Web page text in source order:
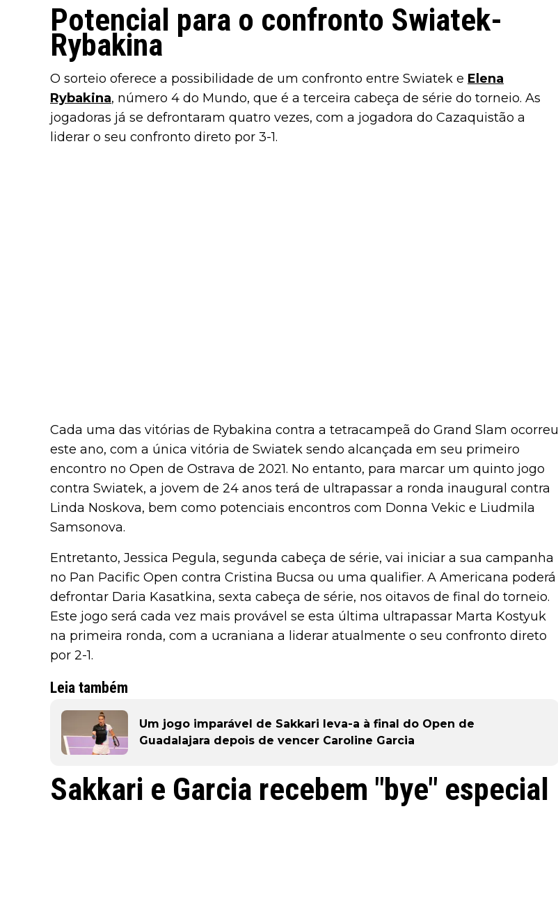
Potencial para o confronto Swiatek-
Rybakina
O sorteio oferece a possibilidade de um confronto entre Swiatek e Elena
Rybakina, número 4 do Mundo, que é a terceira cabeça de série do torneio. As
jogadoras já se defrontaram quatro vezes, com a jogadora do Cazaquistão a
liderar o seu confronto direto por 3-1.
Cada uma das vitórias de Rybakina contra a tetracampeã do Grand Slam ocorreu
este ano, com a única vitória de Swiatek sendo alcançada em seu primeiro
encontro no Open de Ostrava de 2021. No entanto, para marcar um quinto jogo
contra Swiatek, a jovem de 24 anos terá de ultrapassar a ronda inaugural contra
Linda Noskova, bem como potenciais encontros com Donna Vekic e Liudmila
Samsonova.
Entretanto, Jessica Pegula, segunda cabeça de série, vai iniciar a sua campanha
no Pan Pacific Open contra Cristina Bucsa ou uma qualifier. A Americana poderá
defrontar Daria Kasatkina, sexta cabeça de série, nos oitavos de final do torneio.
Este jogo será cada vez mais provável se esta última ultrapassar Marta Kostyuk
na primeira ronda, com a ucraniana a liderar atualmente o seu confronto direto
por 2-1.
Leia também
Um jogo imparável de Sakkari leva-a à final do Open de
Guadalajara depois de vencer Caroline Garcia
Sakkari e Garcia recebem "bye" especial